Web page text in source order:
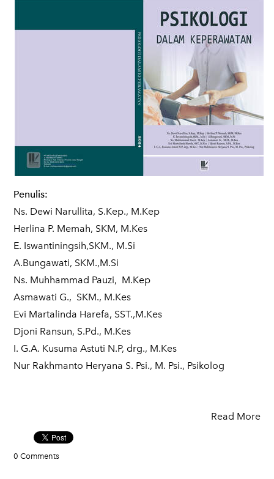
Penulis:
Ns. Dewi Narullita, S.Kep., M.Kep
Herlina P. Memah, SKM, M.Kes
E. Iswantiningsih,SKM., M.Si
A.Bungawati, SKM.,M.Si
Ns. Muhhammad Pauzi, M.Kep
Asmawati G., SKM., M.Kes
Evi Martalinda Harefa, SST.,M.Kes
Djoni Ransun, S.Pd., M.Kes
I. G.A. Kusuma Astuti N.P, drg., M.Kes
Nur Rakhmanto Heryana S. Psi., M. Psi., Psikolog
Read More
0 Comments